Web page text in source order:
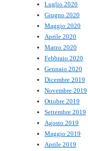
Luglio 2020
Giugno 2020
Maggio 2020
Aprile 2020
Marzo 2020
Febbraio 2020
Gennaio 2020
Dicembre 2019
Novembre 2019
Ottobre 2019
Settembre 2019
Agosto 2019
Maggio 2019
Aprile 2019